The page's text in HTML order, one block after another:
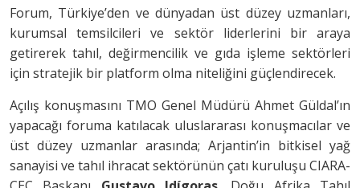
Forum, Türkiye’den ve dünyadan üst düzey uzmanları,
kurumsal temsilcileri ve sektör liderlerini bir araya
getirerek tahıl, değirmencilik ve gıda işleme sektörleri
için stratejik bir platform olma niteliğini güçlendirecek.
Açılış konuşmasını TMO Genel Müdürü Ahmet Güldal’ın
yapacağı foruma katılacak uluslararası konuşmacılar ve
üst düzey uzmanlar arasında; Arjantin’in bitkisel yağ
sanayisi ve tahıl ihracat sektörünün çatı kuruluşu CIARA-